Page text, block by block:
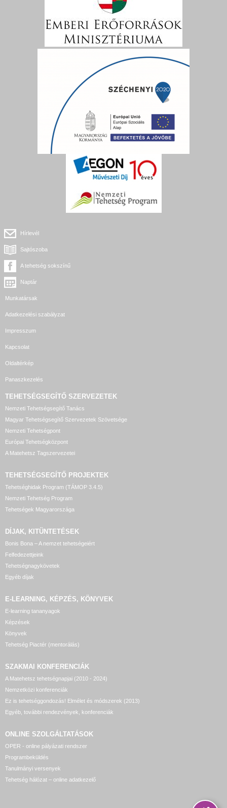
Hírlevél
Sajtószoba
A tehetség sokszínű
Naptár
Munkatársak
Adatkezelési szabályzat
Impresszum
Kapcsolat
Oldaltérkép
Panaszkezelés
TEHETSÉGSEGÍTŐ SZERVEZETEK
Nemzeti Tehetségsegítő Tanács
Magyar Tehetségsegítő Szervezetek Szövetsége
Nemzeti Tehetségpont
Európai Tehetségközpont
A Matehetsz Tagszervezetei
TEHETSÉGSEGÍTŐ PROJEKTEK
Tehetséghidak Program (TÁMOP 3.4.5)
Nemzeti Tehetség Program
Tehetségek Magyarországa
DÍJAK, KITÜNTETÉSEK
Bonis Bona – A nemzet tehetségeiért
Felfedezettjeink
Tehetségnagykövetek
Egyéb díjak
E-LEARNING, KÉPZÉS, KÖNYVEK
E-learning tananyagok
Képzések
Könyvek
Tehetség Piactér (mentorálás)
SZAKMAI KONFERENCIÁK
A Matehetsz tehetségnapjai (2010 - 2024)
Nemzetközi konferenciák
Ez is tehetséggondozás! Elmélet és módszerek (2013)
Egyéb, további rendezvények, konferenciák
ONLINE SZOLGÁLTATÁSOK
OPER - online pályázati rendszer
Programbeküldés
Tanulmányi versenyek
Tehetség hálózat – online adatkezelő